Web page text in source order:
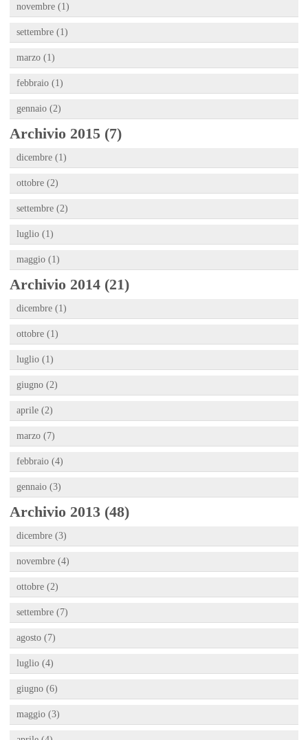
novembre (1)
settembre (1)
marzo (1)
febbraio (1)
gennaio (2)
Archivio 2015 (7)
dicembre (1)
ottobre (2)
settembre (2)
luglio (1)
maggio (1)
Archivio 2014 (21)
dicembre (1)
ottobre (1)
luglio (1)
giugno (2)
aprile (2)
marzo (7)
febbraio (4)
gennaio (3)
Archivio 2013 (48)
dicembre (3)
novembre (4)
ottobre (2)
settembre (7)
agosto (7)
luglio (4)
giugno (6)
maggio (3)